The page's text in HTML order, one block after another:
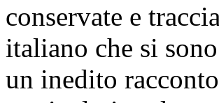
conservate e
italiano che si
un inedito